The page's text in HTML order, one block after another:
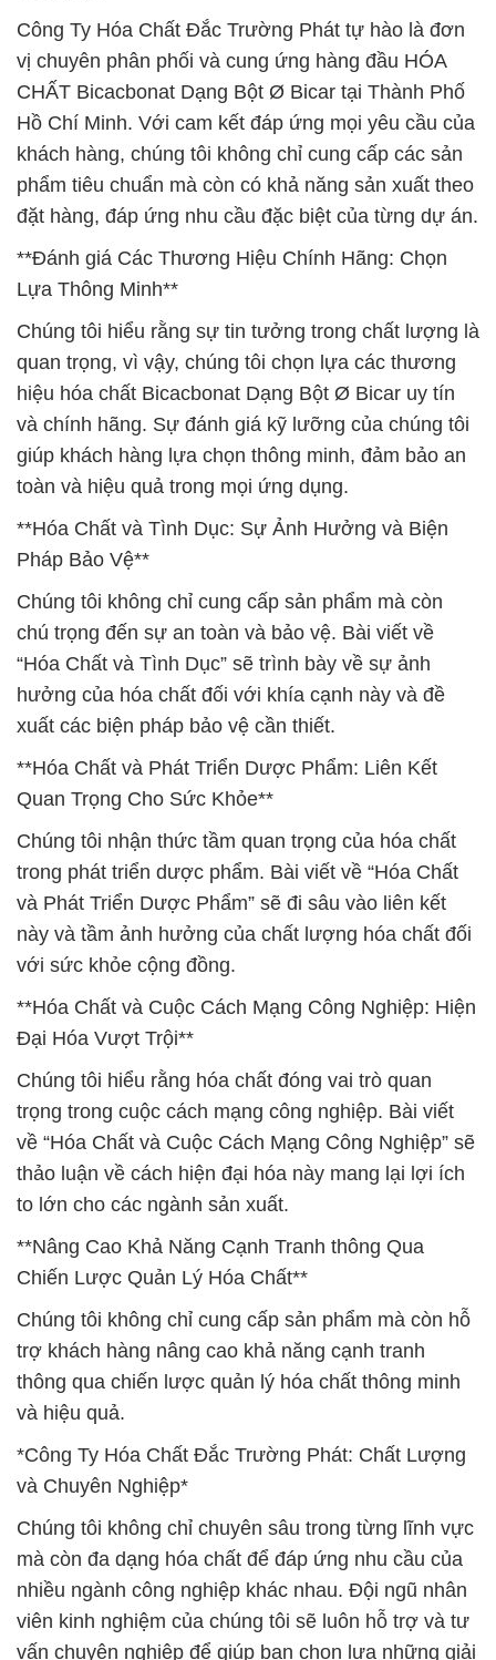
Công Ty Hóa Chất Đắc Trường Phát tự hào là đơn
vị chuyên phân phối và cung ứng hàng đầu HÓA
CHẤT Bicacbonat Dạng Bột Ø Bicar tại Thành Phố
Hồ Chí Minh. Với cam kết đáp ứng mọi yêu cầu của
khách hàng, chúng tôi không chỉ cung cấp các sản
phẩm tiêu chuẩn mà còn có khả năng sản xuất theo
đặt hàng, đáp ứng nhu cầu đặc biệt của từng dự án.
**Đánh giá Các Thương Hiệu Chính Hãng: Chọn
Lựa Thông Minh**
Chúng tôi hiểu rằng sự tin tưởng trong chất lượng là
quan trọng, vì vậy, chúng tôi chọn lựa các thương
hiệu hóa chất Bicacbonat Dạng Bột Ø Bicar uy tín
và chính hãng. Sự đánh giá kỹ lưỡng của chúng tôi
giúp khách hàng lựa chọn thông minh, đảm bảo an
toàn và hiệu quả trong mọi ứng dụng.
**Hóa Chất và Tình Dục: Sự Ảnh Hưởng và Biện
Pháp Bảo Vệ**
Chúng tôi không chỉ cung cấp sản phẩm mà còn
chú trọng đến sự an toàn và bảo vệ. Bài viết về
“Hóa Chất và Tình Dục” sẽ trình bày về sự ảnh
hưởng của hóa chất đối với khía cạnh này và đề
xuất các biện pháp bảo vệ cần thiết.
**Hóa Chất và Phát Triển Dược Phẩm: Liên Kết
Quan Trọng Cho Sức Khỏe**
Chúng tôi nhận thức tầm quan trọng của hóa chất
trong phát triển dược phẩm. Bài viết về “Hóa Chất
và Phát Triển Dược Phẩm” sẽ đi sâu vào liên kết
này và tầm ảnh hưởng của chất lượng hóa chất đối
với sức khỏe cộng đồng.
**Hóa Chất và Cuộc Cách Mạng Công Nghiệp: Hiện
Đại Hóa Vượt Trội**
Chúng tôi hiểu rằng hóa chất đóng vai trò quan
trọng trong cuộc cách mạng công nghiệp. Bài viết
về “Hóa Chất và Cuộc Cách Mạng Công Nghiệp” sẽ
thảo luận về cách hiện đại hóa này mang lại lợi ích
to lớn cho các ngành sản xuất.
**Nâng Cao Khả Năng Cạnh Tranh thông Qua
Chiến Lược Quản Lý Hóa Chất**
Chúng tôi không chỉ cung cấp sản phẩm mà còn hỗ
trợ khách hàng nâng cao khả năng cạnh tranh
thông qua chiến lược quản lý hóa chất thông minh
và hiệu quả.
*Công Ty Hóa Chất Đắc Trường Phát: Chất Lượng
và Chuyên Nghiệp*
Chúng tôi không chỉ chuyên sâu trong từng lĩnh vực
mà còn đa dạng hóa chất để đáp ứng nhu cầu của
nhiều ngành công nghiệp khác nhau. Đội ngũ nhân
viên kinh nghiệm của chúng tôi sẽ luôn hỗ trợ và tư
vấn chuyên nghiệp để giúp bạn chọn lựa những giải